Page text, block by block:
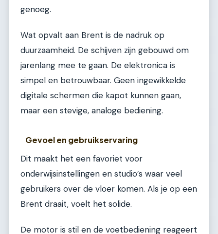
genoeg.
Wat opvalt aan Brent is de nadruk op
duurzaamheid. De schijven zijn gebouwd om
jarenlang mee te gaan. De elektronica is
simpel en betrouwbaar. Geen ingewikkelde
digitale schermen die kapot kunnen gaan,
maar een stevige, analoge bediening.
Gevoel en gebruikservaring
Dit maakt het een favoriet voor
onderwijsinstellingen en studio’s waar veel
gebruikers over de vloer komen. Als je op een
Brent draait, voelt het solide.
De motor is stil en de voetbediening reageert